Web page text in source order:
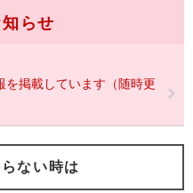
らせ
掲載しています（随時更
ない時は